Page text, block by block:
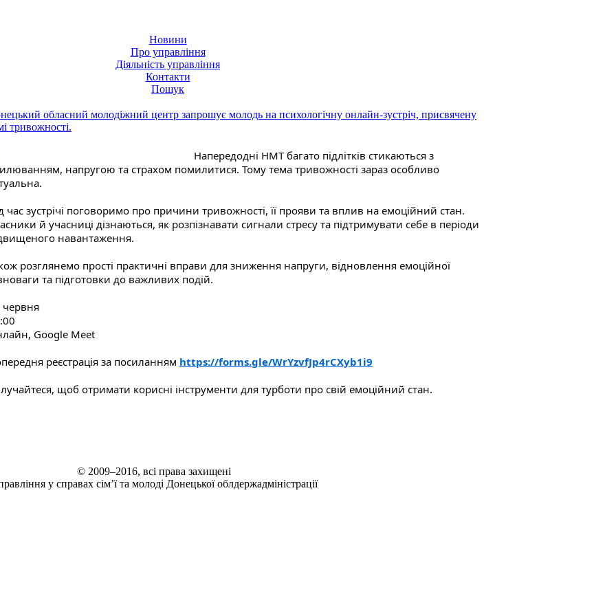
Новини
Про управління
Діяльність управління
Контакти
Пошук
обласний молодіжний центр запрошує молодь на психологічну онлайн-зустріч, присвячену
тривожності.
Напередодні НМТ багато підлітків стикаються з
напругою та страхом помилитися. Тому тема тривожності зараз особливо
час зустрічі поговоримо про причини тривожності, її прояви та вплив на емоційний стан.
й учасниці дізнаються, як розпізнавати сигнали стресу та підтримувати себе в періоди
навантаження.
розглянемо прості практичні вправи для зниження напруги, відновлення емоційної
та підготовки до важливих подій.
червня
Google Meet
реєстрація за посиланням https://forms.gle/WrYzvfJp4rCXyb1i9
щоб отримати корисні інструменти для турботи про свій емоційний стан.
© 2009–2016, всі права захищені
у справах сім’ї та молоді Донецької облдержадміністрації